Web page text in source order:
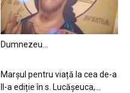
Dumnezeu…
Marșul pentru viață la cea de-a
II-a ediție în s. Lucășeuca,...